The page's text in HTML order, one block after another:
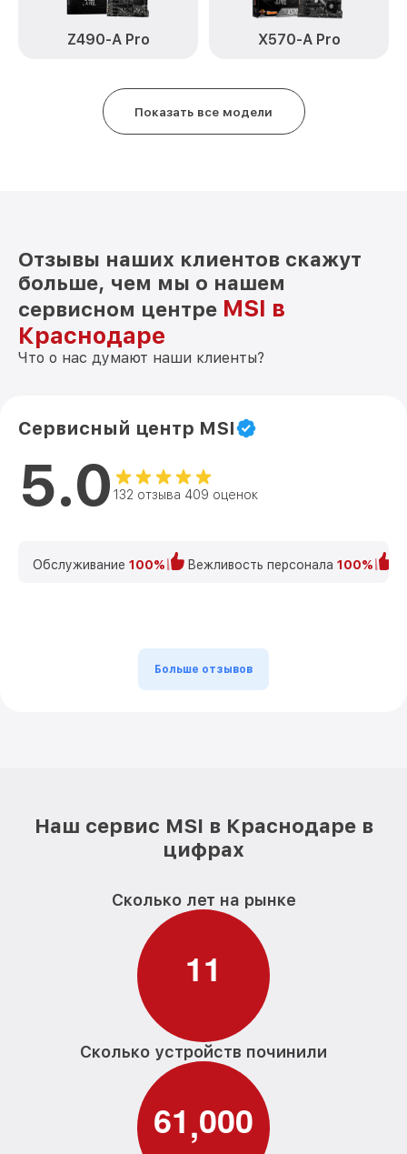
Z490-A Pro X570-A Pro
Показать все модели
Отзывы наших клиентов скажут
больше, чем мы о нашем
сервисном центре MSI в
Краснодаре
Что о нас думают наши клиенты?
Сервисный центр MSI
5.0 132 отзыва 409 оценок
Обслуживание 100% Вежливость персонала 100%
Больше отзывов
Наш сервис MSI в Краснодаре в
цифрах
Сколько лет на рынке
11
Сколько устройств починили
61,000